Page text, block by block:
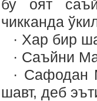
бу оят
чикканда
· Хар бир
· Саъйни
· Сафодан
шавт, деб